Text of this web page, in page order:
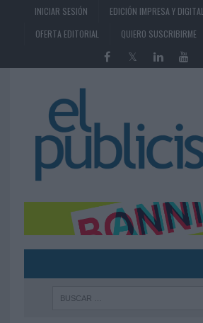
INICIAR SESIÓN EDICIÓN IMPRESA Y DIGITAL
OFERTA EDITORIAL
QUIERO SUSCRIBIRME